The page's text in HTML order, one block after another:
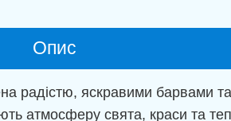
Опис
радістю, яскравими барвами
атмосферу свята, краси та